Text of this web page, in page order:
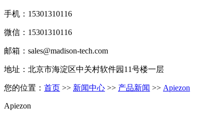
手机：15301310116
微信：15301310116
邮箱：sales@madison-tech.com
地址：北京市海淀区中关村软件园11号楼一层
您的位置： 首页 >> 新闻中心 >> 产品新闻 >> Apiezon
Apiezon